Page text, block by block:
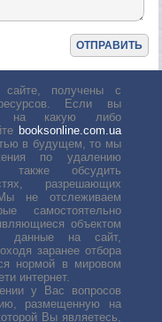
сайте, получены с
Если вы
на какую либо
booksonline.com.ua
в будущем, то мы
по удалению
также обсудить
разрешающих
не отслеживаем
самостоятельно
объектом
данные на сайт,
заранее отбора
нормой в мировом
интернет.
у Вас вопросов
размещенную на
Вы являетесь,